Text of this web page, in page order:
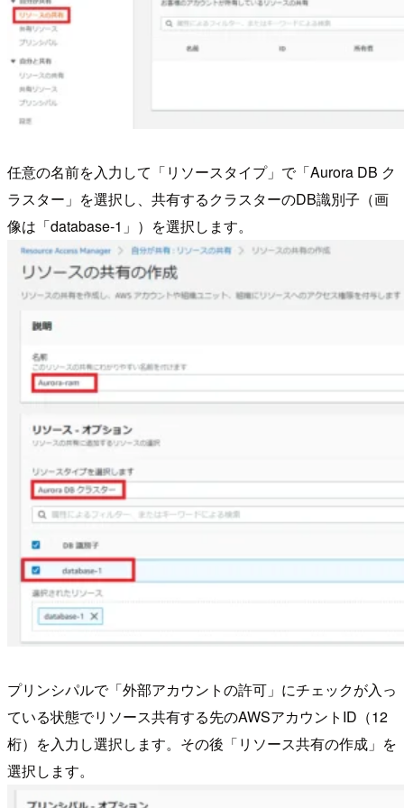
任意の名前を入力して「リソースタイプ」で「Aurora DB ク
ラスター」を選択し、共有するクラスターのDB識別子（画
像は「database-1」）を選択します。
プリンシパルで「外部アカウントの許可」にチェックが入っ
ている状態でリソース共有する先のAWSアカウントID（12
桁）を入力し選択します。その後「リソース共有の作成」を
選択します。